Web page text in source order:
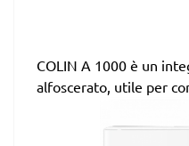
COLIN A 1000 è un
alfoscerato, utile per